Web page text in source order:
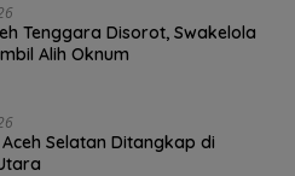
Tenggara Disorot, Swakelola
Alih Oknum
Selatan Ditangkap di